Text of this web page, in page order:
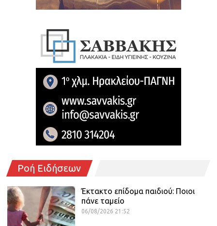
Ροή Ειδήσεων
Έκτακτο επίδομα παιδιού: Ποιοι
πάνε ταμείο
06/08/2026 21:52